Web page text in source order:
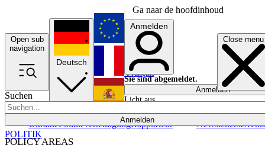
Ga naar de hoofdinhoud
Open sub
navigation
Close menu
Suchen
Anmelden
POLICY AREAS
UkrainePolitikVerteidigungRapporteur NewslettersEvents
Deutsch
English
Français
Anmelden
Sie sind abgemeldet.
Anmelden
Licht aus
POLITIK